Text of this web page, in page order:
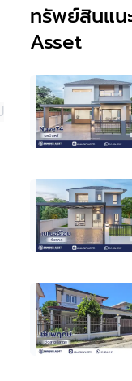
ทรัพย์สินแน
Asset